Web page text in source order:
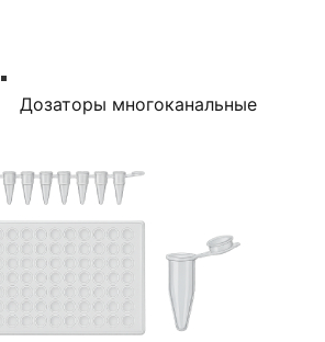
Дозаторы многоканальные